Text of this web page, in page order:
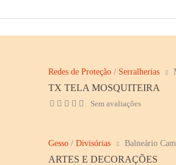
Redes de Proteção / Serralherias
TX TELA MOSQUITEIRA
Sem avaliações
Gesso /Divisórias Balneário
ARTES E DECORAÇÕES